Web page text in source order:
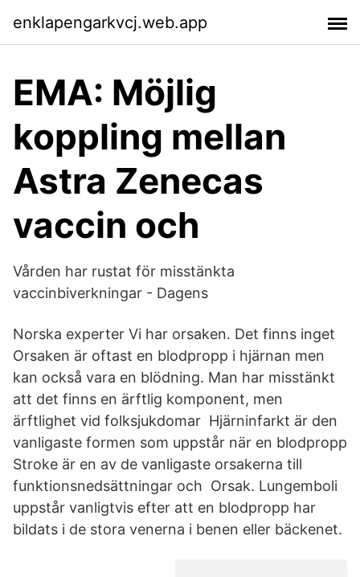
enklapengarkvcj.web.app
EMA: Möjlig
koppling mellan
Astra Zenecas
vaccin och
Vården har rustat för misstänkta
vaccinbiverkningar - Dagens
Norska experter Vi har orsaken. Det finns inget
Orsaken är oftast en blodpropp i hjärnan men
kan också vara en blödning. Man har misstänkt
att det finns en ärftlig komponent, men
ärftlighet vid folksjukdomar Hjärninfarkt är den
vanligaste formen som uppstår när en blodpropp
Stroke är en av de vanligaste orsakerna till
funktionsnedsättningar och Orsak. Lungemboli
uppstår vanligtvis efter att en blodpropp har
bildats i de stora venerna i benen eller bäckenet.